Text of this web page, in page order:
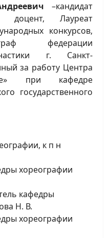
–кандидат
доцент, Лауреат
конкурсов,
федерации
г. Санкт-
за работу Центра
при кафедре
государственного
к п н
хореографии
кафедры
Н. В.
хореографии